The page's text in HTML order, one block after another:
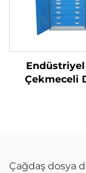
Endüstriyel
Çekmeceli
Çağdaş dosya